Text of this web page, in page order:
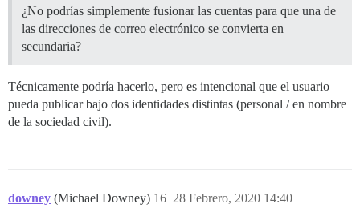
¿No podrías simplemente fusionar las cuentas para que una de
las direcciones de correo electrónico se convierta en
secundaria?
Técnicamente podría hacerlo, pero es intencional que el usuario
pueda publicar bajo dos identidades distintas (personal / en nombre
de la sociedad civil).
downey (Michael Downey) 28 Febrero, 2020 14:40
16